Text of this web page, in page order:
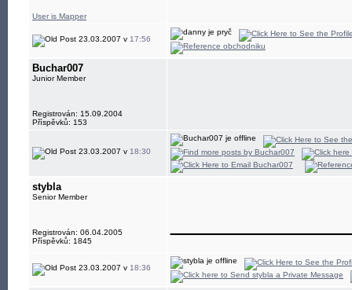
User is Mapper
23.03.2007 v 17:56
Buchar007
Junior Member
Registrován: 15.09.2004
Příspěvků: 153
23.03.2007 v 18:30
stybla
Senior Member
Registrován: 06.04.2005
Příspěvků: 1845
23.03.2007 v 18:36